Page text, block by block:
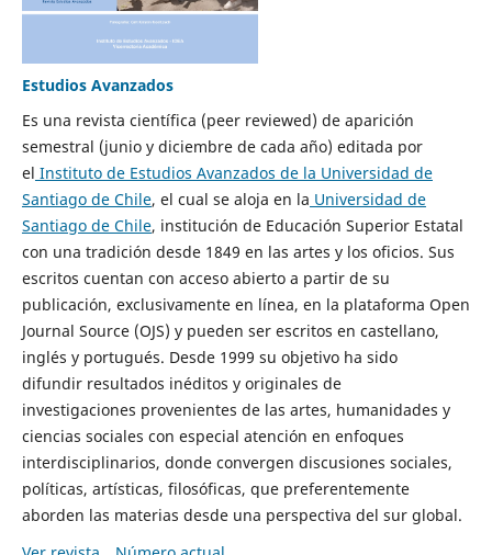
Estudios Avanzados
Es una revista científica (peer reviewed) de aparición
semestral (junio y diciembre de cada año) editada por
el Instituto de Estudios Avanzados de la Universidad de
Santiago de Chile, el cual se aloja en la Universidad de
Santiago de Chile, institución de Educación Superior Estatal
con una tradición desde 1849 en las artes y los oficios. Sus
escritos cuentan con acceso abierto a partir de su
publicación, exclusivamente en línea, en la plataforma Open
Journal Source (OJS) y pueden ser escritos en castellano,
inglés y portugués. Desde 1999 su objetivo ha sido
difundir resultados inéditos y originales de
investigaciones provenientes de las artes, humanidades y
ciencias sociales con especial atención en enfoques
interdisciplinarios, donde convergen discusiones sociales,
políticas, artísticas, filosóficas, que preferentemente
aborden las materias desde una perspectiva del sur global.